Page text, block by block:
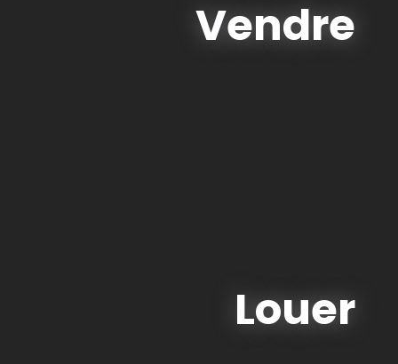
Vendre
Louer